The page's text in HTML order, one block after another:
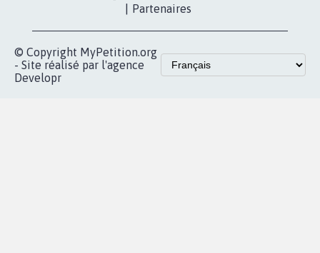
Partenaires
© Copyright MyPetition.org
- Site réalisé par l'agence
Developr